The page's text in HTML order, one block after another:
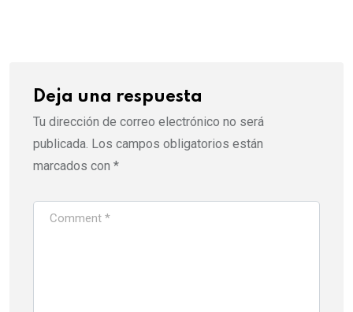
Deja una respuesta
Tu dirección de correo electrónico no será
publicada. Los campos obligatorios están
marcados con *